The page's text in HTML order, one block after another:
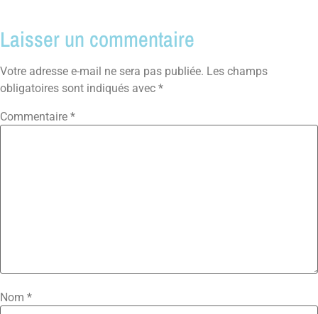
Laisser un commentaire
Votre adresse e-mail ne sera pas publiée. Les champs
obligatoires sont indiqués avec *
Commentaire *
Nom *